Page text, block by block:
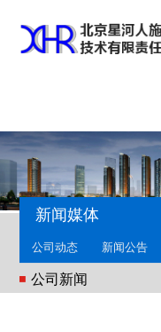
新闻媒体
公司动态 新闻公告
公司新闻